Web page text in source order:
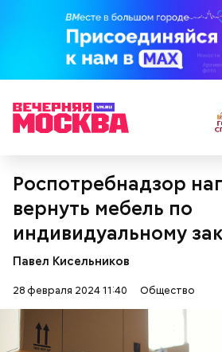
Роспотребнадзор
вернуть мебель по
индивидуальному
Павел Кисельников
28 февраля 2024 11:40 Общество
— В дыне содержится много
представлен фруктозой. С
помнить, что сладкими дынями
увлекаться, так же как и
сахарным диабетом и лишним